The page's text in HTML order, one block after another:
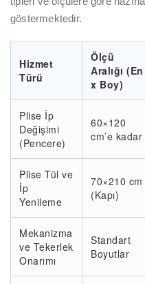
göstermektedir.
Hizmet
Türü
Ölçü
Aralığı (En
x Boy)
Plise İp
Değişimi
(Pencere)
60×120
cm’e kadar
Plise Tül ve
İp
Yenileme
70×210 cm
(Kapı)
Mekanizma
ve Tekerlek
Onarımı
Standart
Boyutlar